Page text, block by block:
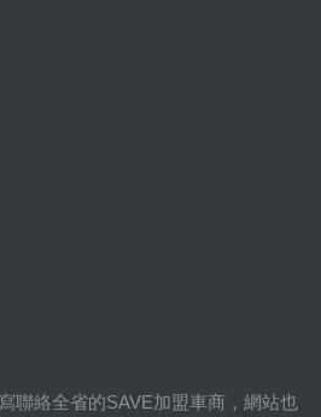
聯絡全省的SAVE加盟車商，網站也